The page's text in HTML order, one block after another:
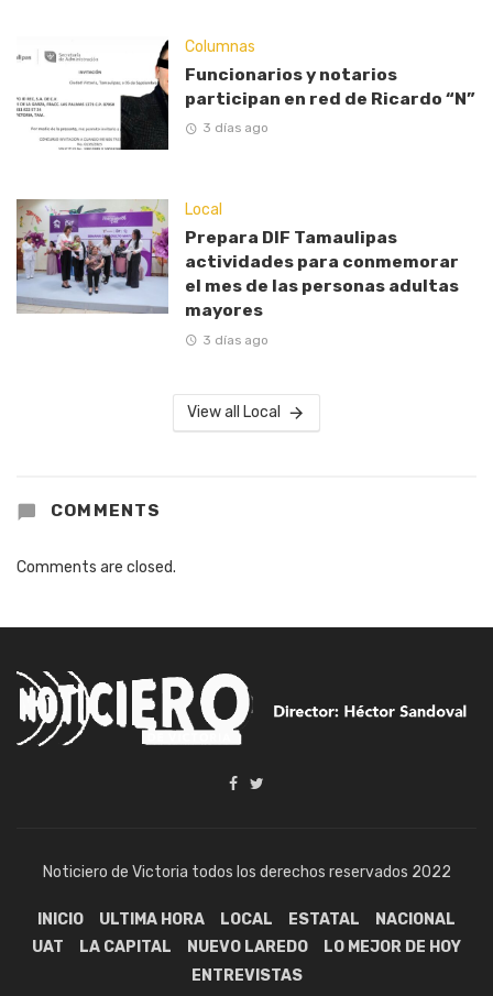
Columnas
Funcionarios y notarios
participan en red de Ricardo “N”
3 días ago
Local
Prepara DIF Tamaulipas
actividades para conmemorar
el mes de las personas adultas
mayores
3 días ago
View all Local
COMMENTS
Comments are closed.
Noticiero de Victoria todos los derechos reservados 2022
INICIO ULTIMA HORA LOCAL ESTATAL
NACIONAL
UAT
LA CAPITAL NUEVO LAREDO
LO MEJOR DE HOY
ENTREVISTAS